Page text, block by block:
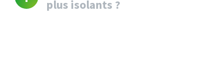
plus isolants ?